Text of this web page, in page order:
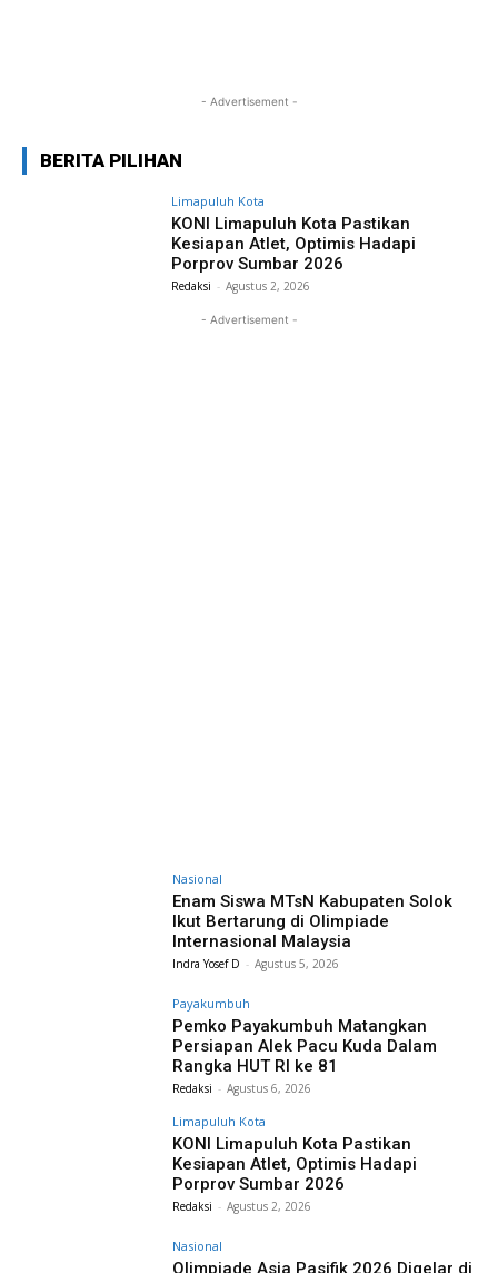
- Advertisement -
BERITA PILIHAN
Limapuluh Kota
KONI Limapuluh Kota Pastikan
Kesiapan Atlet, Optimis Hadapi
Porprov Sumbar 2026
Redaksi - Agustus 2, 2026
- Advertisement -
Nasional
Enam Siswa MTsN Kabupaten Solok
Ikut Bertarung di Olimpiade
Internasional Malaysia
Indra Yosef D - Agustus 5, 2026
Payakumbuh
Pemko Payakumbuh Matangkan
Persiapan Alek Pacu Kuda Dalam
Rangka HUT RI ke 81
Redaksi - Agustus 6, 2026
Limapuluh Kota
KONI Limapuluh Kota Pastikan
Kesiapan Atlet, Optimis Hadapi
Porprov Sumbar 2026
Redaksi - Agustus 2, 2026
Nasional
Olimpiade Asia Pasifik 2026 Digelar di